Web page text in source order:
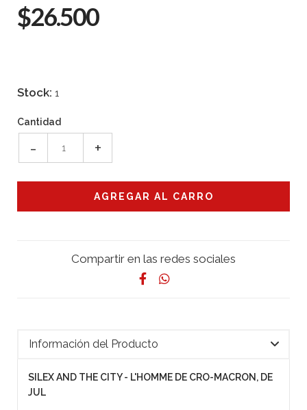
$26.500
Stock: 1
Cantidad
- +
Compartir en las redes sociales
Información del Producto
SILEX AND THE CITY - L'HOMME DE CRO-MACRON, DE
JUL